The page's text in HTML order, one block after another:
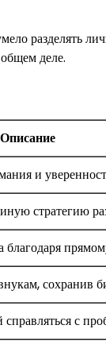
разделять
деле.
Описание
и
стратегию
благодаря
сохранив
справляться с